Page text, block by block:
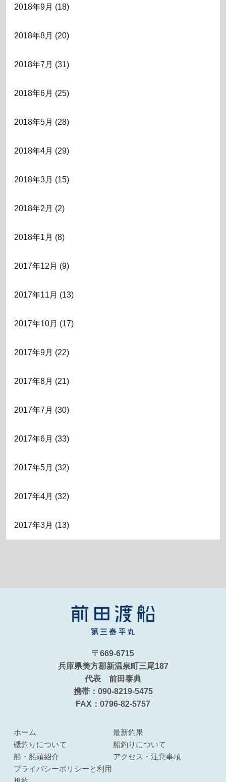
2018年9月 (18)
2018年8月 (20)
2018年7月 (31)
2018年6月 (25)
2018年5月 (28)
2018年4月 (29)
2018年3月 (15)
2018年2月 (2)
2018年1月 (8)
2017年12月 (9)
2017年11月 (13)
2017年10月 (17)
2017年9月 (22)
2017年8月 (21)
2017年7月 (30)
2017年6月 (33)
2017年5月 (32)
2017年4月 (32)
2017年3月 (13)
〒669-6715
兵庫県美方郡新温泉町三尾187
代表 前田泰典
携帯：090-8219-5475
FAX：0796-82-5757
ホーム
最新釣果
磯釣りについて
船釣りについて
船・船頭紹介
アクセス・注意事項
プライバシーポリシーと利用